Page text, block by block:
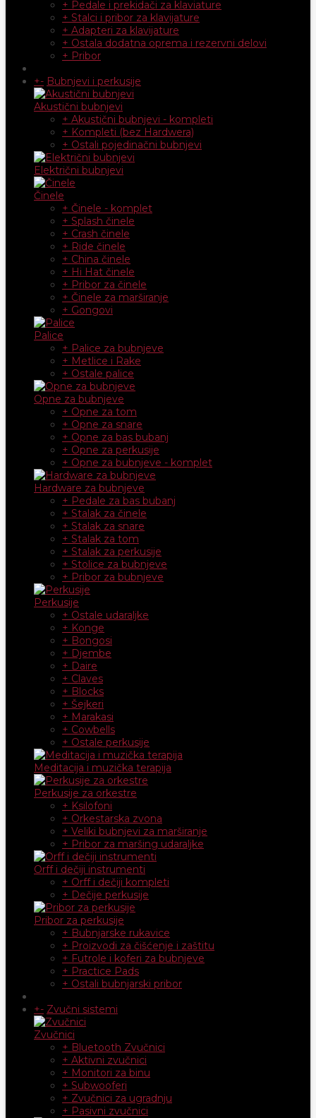
+ Pedale i prekidači za klaviature
+ Stalci i pribor za klavijature
+ Adapteri za klavijature
+ Ostala dodatna oprema i rezervni delovi
+ Pribor
+- Bubnjevi i perkusije
Akustični bubnjevi
+ Akustični bubnjevi - kompleti
+ Kompleti (bez Hardwera)
+ Ostali pojedinačni bubnjevi
Električni bubnjevi
Činele
+ Činele - komplet
+ Splash činele
+ Crash činele
+ Ride činele
+ China činele
+ Hi Hat činele
+ Pribor za činele
+ Činele za marširanje
+ Gongovi
Palice
+ Palice za bubnjeve
+ Metlice i Rake
+ Ostale palice
Opne za bubnjeve
+ Opne za tom
+ Opne za snare
+ Opne za bas bubanj
+ Opne za perkusije
+ Opne za bubnjeve - komplet
Hardware za bubnjeve
+ Pedale za bas bubanj
+ Stalak za činele
+ Stalak za snare
+ Stalak za tom
+ Stalak za perkusije
+ Stolice za bubnjeve
+ Pribor za bubnjeve
Perkusije
+ Ostale udaraljke
+ Konge
+ Bongosi
+ Djembe
+ Daire
+ Claves
+ Blocks
+ Šejkeri
+ Marakasi
+ Cowbells
+ Ostale perkusije
Meditacija i muzička terapija
Perkusije za orkestre
+ Ksilofoni
+ Orkestarska zvona
+ Veliki bubnjevi za marširanje
+ Pribor za maršing udaraljke
Orff i dečiji instrumenti
+ Orff i dečiji kompleti
+ Dečije perkusije
Pribor za perkusije
+ Bubnjarske rukavice
+ Proizvodi za čišćenje i zaštitu
+ Futrole i koferi za bubnjeve
+ Practice Pads
+ Ostali bubnjarski pribor
+- Zvučni sistemi
Zvučnici
+ Bluetooth Zvučnici
+ Aktivni zvučnici
+ Monitori za binu
+ Subwooferi
+ Zvučnici za ugradnju
+ Pasivni zvučnici